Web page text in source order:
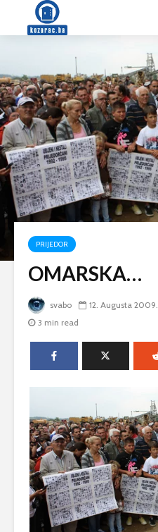
PRIJEDOR
OMARSKA…
svabo 12. Augusta 2009.
3 min read